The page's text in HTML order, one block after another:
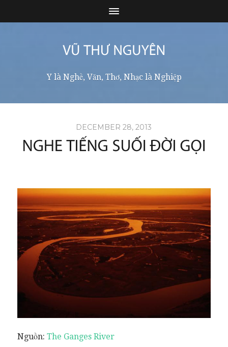
Y là Nghề, Văn, Thơ, Nhạc là Nghiệp
DECEMBER 28, 2013
Nguồn: The Ganges River